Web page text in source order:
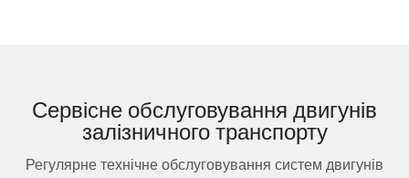
Сервісне обслуговування двигунів
залізничного транспорту
Регулярне технічне обслуговування систем двигунів